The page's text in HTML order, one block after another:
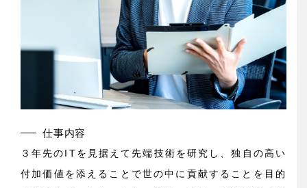
仕事内容
３年先のITを見据えて先端技術を研究し、独自の高い
付加価値を添えることで世の中に貢献することを目的